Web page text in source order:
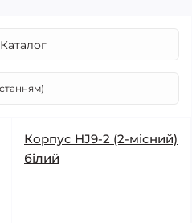
Каталог
Корпус HJ9-2 (2-місний)
білий